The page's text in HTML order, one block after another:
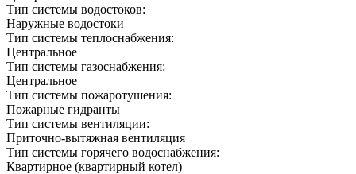
Тип системы водостоков:
Наружные водостоки
Тип системы теплоснабжения:
Центральное
Тип системы газоснабжения:
Центральное
Тип системы пожаротушения:
Пожарные гидранты
Тип системы вентиляции:
Приточно-вытяжная вентиляция
Тип системы горячего водоснабжения:
Квартирное (квартирный котел)